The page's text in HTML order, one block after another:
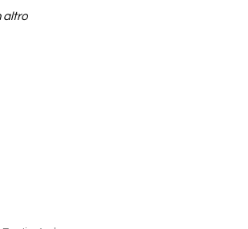
altro